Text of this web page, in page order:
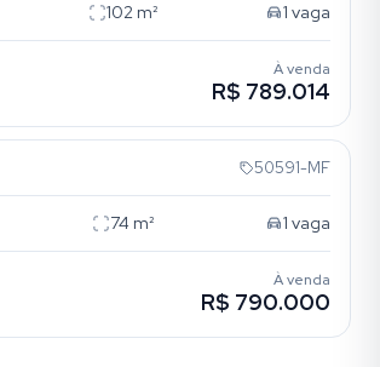
102m² 1 vaga
À venda
R$ 789.014
50591-MF
74 m² 1 vaga
À venda
R$ 790.000